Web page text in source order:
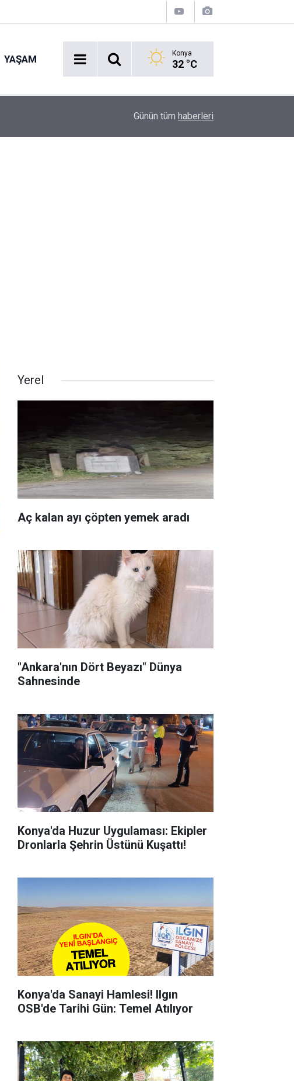
YAŞAM Konya
32 °C
Aç kalan ayı çöpten yemek aradı
Günün tüm haberleri
Yerel
Aç kalan ayı çöpten yemek aradı
"Ankara'nın Dört Beyazı" Dünya
Sahnesinde
Konya'da Huzur Uygulaması: Ekipler
Dronlarla Şehrin Üstünü Kuşattı!
Konya'da Sanayi Hamlesi! Ilgın
OSB'de Tarihi Gün: Temel Atılıyor